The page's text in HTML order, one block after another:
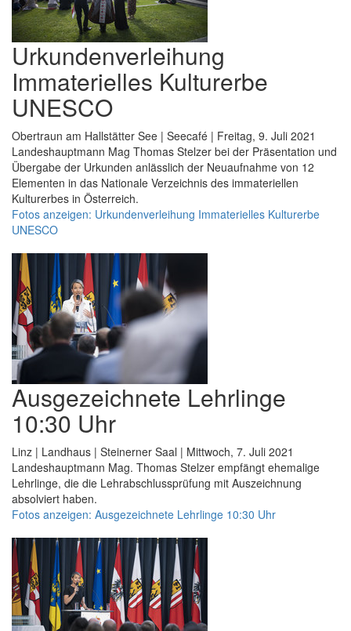
Urkundenverleihung
Immaterielles Kulturerbe
UNESCO
Obertraun am Hallstätter See | Seecafé | Freitag, 9. Juli 2021
Landeshauptmann Mag Thomas Stelzer bei der Präsentation und
Übergabe der Urkunden anlässlich der Neuaufnahme von 12
Elementen in das Nationale Verzeichnis des immateriellen
Kulturerbes in Österreich.
Fotos anzeigen: Urkundenverleihung Immaterielles Kulturerbe
UNESCO
Ausgezeichnete Lehrlinge
10:30 Uhr
Linz | Landhaus | Steinerner Saal | Mittwoch, 7. Juli 2021
Landeshauptmann Mag. Thomas Stelzer empfängt ehemalige
Lehrlinge, die die Lehrabschlussprüfung mit Auszeichnung
absolviert haben.
Fotos anzeigen: Ausgezeichnete Lehrlinge 10:30 Uhr